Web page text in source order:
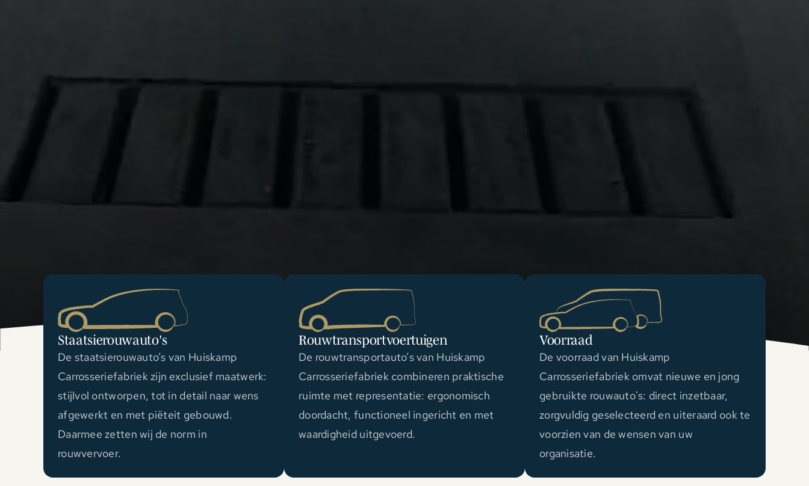
Staatsierouwauto's
De staatsierouwauto’s van Huiskamp
Carrosseriefabriek zijn exclusief maatwerk:
stijlvol ontworpen, tot in detail naar wens
afgewerkt en met piëteit gebouwd.
Daarmee zetten wij de norm in
rouwvervoer.
Rouwtransportvoertuigen
De rouwtransportauto’s van Huiskamp
Carrosseriefabriek combineren praktische
ruimte met representatie: ergonomisch
doordacht, functioneel ingericht en met
waardigheid uitgevoerd.
Voorraad
De voorraad van Huiskamp
Carrosseriefabriek omvat nieuwe en jong
gebruikte rouwauto's: direct inzetbaar,
zorgvuldig geselecteerd en uiteraard ook te
voorzien van de wensen van uw
organisatie.